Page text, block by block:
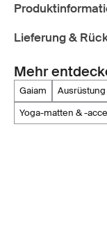
Lieferung &
Mehr
gaiam ausrüstung
yoga-matten & -